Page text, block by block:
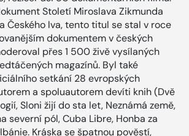
Století Miroslava Zikmunda
Českého lva, tento titul se stal v roce
dokumentem v českých
přes 1 500 živě vysílaných
magazínů. Byl také
setkání 28 evropských
a spoluautorem devíti knih (Dvě
Sloni žijí do sta let, Neznámá země,
severní pól, Cuba Libre, Honba za
Kráska se špatnou pověstí,